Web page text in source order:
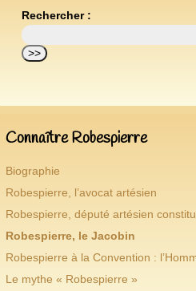
Rechercher :
Connaître Robespierre
Biographie
Robespierre, l’avocat artésien
Robespierre, député artésien
Robespierre, le Jacobin
Robespierre à la Convention :
Le mythe « Robespierre »